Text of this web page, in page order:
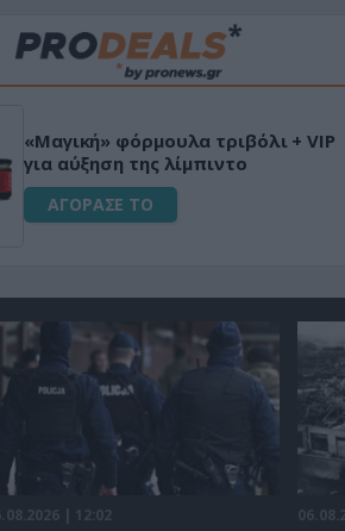
«Μαγική» φόρμουλα τριβόλι + VIP
για αύξηση της λίμπιντο
ΑΓΟΡΑΣΕ ΤΟ
| 12:02